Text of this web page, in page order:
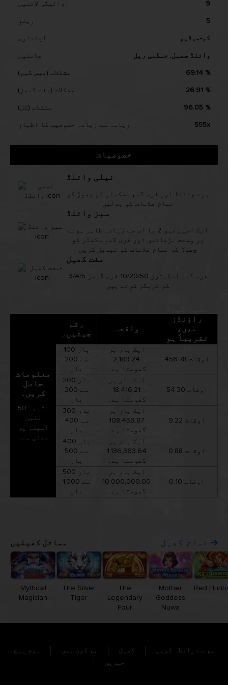
ادائیگی لائنیں 9
ریلز 5
لچکداری کم-میڈیم
علامتیں وائلڈ سمبل, جنگلی ریل
مشکلات (بیس گیم) 69.14 %
مشکلات (مفت گیمز) 26.91 %
مشکلات (کل) 96.05 %
زیادہ سے زیادہ خصوصیت کا اظہار 555x
خصوصیات
نیلی وائلڈ
ہرے وائلڈ اور فری گیم اسکیٹر کو چھوڑ کر
تمام علامات کو بدلیں
سبز وائلڈ
ایک اسپن میں 2 یا اس سے زیادہ ظاہر ہونے
پر وسعت بڑھائیں اور فری گیم سکیٹر کو
چھوڑ کر تمام علامات کو تبدیل کریں
مفت کھیل
3/4/5 فری گیم اسکیٹرز 10/20/50 فری گیمز
کو ٹریگر کرتے ہیں
معلومات
حاصل
کریں۔
نتیجہ 50
ملین
اسپنز پر
مبنی ہے۔
رقم
جیتیں۔
100 بار
سے 200
بار
200 بار
سے 300
بار
300 بار
سے 400
بار
400 بار
سے 500
بار
500 بار
سے 1,000
بار
واقعہ
ایک بار ہر
2,189.24
گھومتا ہے۔
ایک بار ہر
18,416.21
گھومتا ہے۔
ایک بار ہر
108,459.87
گھومتا ہے۔
ایک بار ہر
1,136,363.64
گھومتا ہے۔
ایک بار ہر
10,000,000.00
گھومتا ہے۔
راؤنڈز
میں،
تقریباً ہو
456.78 اوقات
54.30 اوقات
9.22 اوقات
0.88 اوقات
0.10 اوقات
مماثل کھیلیں تمام کھیل
Mythical
Magician
The Silver
Tiger
The
Legendary
Four
Mother
Goddess
Nuwa
Red
ہوم پیج ہم کون ہیں کھیل
ہم سے رابطہ کریں
خبریں